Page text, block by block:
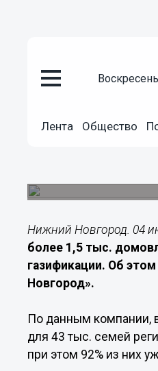
Лента Общество
Недвижимость
Более 1,5
Нижний Новгород. 04
более 1,5 тыс.
газификации. Об
Новгород».
По данным компании,
для 43 тыс. семей
при этом 92% из них